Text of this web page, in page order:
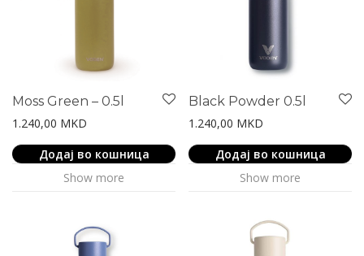
Moss Green – 0.5l
1.240,00 MKD
Додај во кошница
Show more
Black Powder 0.5l
1.240,00 MKD
Додај во кошница
Show more